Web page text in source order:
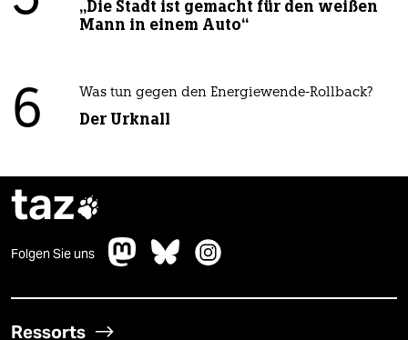
„Die Stadt ist gemacht für den weißen
Mann in einem Auto“
6 Was tun gegen den Energiewende-Rollback?
Der Urknall
taz
Folgen Sie uns
Ressorts